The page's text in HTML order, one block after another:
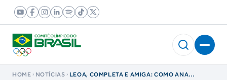
HOME NOTÍCIAS
LEOA, COMPLETA E AMIGA: COMO ANA